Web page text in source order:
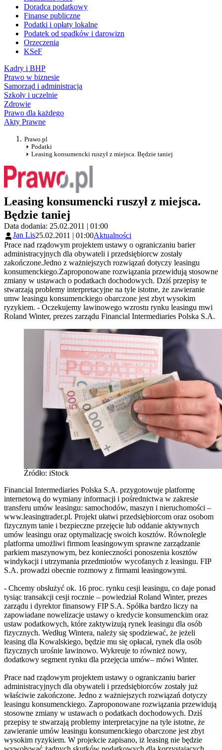
Doradca podatkowy
Finanse publiczne
Podatki i opłaty lokalne
Podatek od spadków i darowizn
Orzeczenia
KSeF
Kadry i BHP
Prawo w biznesie
Samorząd i administracja
Szkoły i uczelnie
Zdrowie
Prawo dla każdego
Akty Prawne
Prawo.pl
Podatki
Leasing konsumencki ruszył z miejsca. Będzie taniej
Leasing konsumencki ruszył z miejsca.
Będzie taniej
Data dodania: 25.02.2011 | 01:00
Jan Lis25.02.2011 | 01:00Aktualności
Prace nad rządowym projektem ustawy o ograniczaniu barier
administracyjnych dla obywateli i przedsiębiorcw zostały
zakończone.Jedno z ważniejszych rozwiązań dotyczy leasingu
konsumenckiego.Zaproponowane rozwiązania przewidują stosowne
zmiany w ustawach o podatkach dochodowych. Dziś przepisy te
stwarzają problemy interpretacyjne na tyle istotne, że zawieranie
umw leasingu konsumenckiego obarczone jest zbyt wysokim
ryzykiem. - Oczekujemy lawinowego wzrostu rynku leasingu mwi
Roland Winter, prezes zarządu Financial Intermediaries Polska S.A.
Źródło: iStock
Financial Intermediaries Polska S.A. przygotowuje platformę
internetową do wymiany informacji i pośrednictwa w zakresie
transferu umów leasingu: samochodów, maszyn i nieruchomości –
www.leasingtrader.pl. Projekt ułatwi przedsiębiorcom oraz osobom
fizycznym tanie i bezpieczne przejęcie lub oddanie aktywnych
umów leasingu oraz optymalizację swoich kosztów. Równolegle
platforma umożliwi firmom leasingowym sprawne zarządzanie
parkiem maszynowym, bez konieczności ponoszenia kosztów
windykacji i utrzymania przedmiotów wycofanych z leasingu. FIP
S.A. prowadzi obecnie rozmowy z firmami leasingowymi.
- Chcemy obsłużyć ok. 16 proc. rynku cesji leasingu, co daje ponad
tysiąc transakcji cesji rocznie – powiedział Roland Winter, prezes
zarządu i dyrektor finansowy FIP S.A. Spółka bardzo liczy na
zapowiadane nowelizacje ustawy o kredycie konsumenckim oraz
ustaw podatkowych, które zaktywizują rynek leasingu dla osób
fizycznych. Według Wintera, należy się spodziewać, że jeżeli
leasing dla Kowalskiego, będzie mu się opłacał, rynek dla osób
fizycznych urośnie lawinowo. Wykreuje to również nowy,
dodatkowy segment rynku dla przejęcia umów– mówi Winter.
Prace nad rządowym projektem ustawy o ograniczaniu barier
administracyjnych dla obywateli i przedsiębiorców zostały już
właściwie zakończone. Jedno z ważniejszych rozwiązań dotyczy
leasingu konsumenckiego. Zaproponowane rozwiązania przewidują
stosowne zmiany w ustawach o podatkach dochodowych. Dziś
przepisy te stwarzają problemy interpretacyjne na tyle istotne, że
zawieranie umów leasingu konsumenckiego obarczone jest zbyt
wysokim ryzykiem. W projekcie zapisano, iż leasing nie będzie